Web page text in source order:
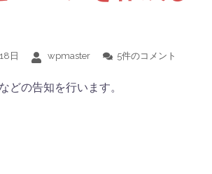
日 wpmaster 5件のコメント
どの告知を行います。